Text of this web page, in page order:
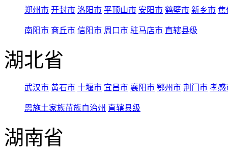
郑州市 开封市 洛阳市 平顶山市 安阳市 鹤壁市 新乡市 焦
南阳市 商丘市 信阳市 周口市 驻马店市 直辖县级
湖北省
武汉市 黄石市 十堰市 宜昌市 襄阳市 鄂州市 荆门市 孝感
恩施土家族苗族自治州 直辖县级
湖南省